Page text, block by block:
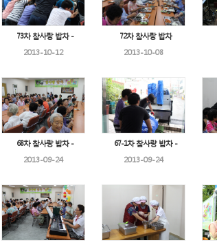
73차 참사랑 밥차 -
2013-10-12
72차 참사랑 밥차
2013-10-08
68차 참사랑 밥차 -
2013-09-24
67-1차 참사랑 밥차 -
2013-09-24